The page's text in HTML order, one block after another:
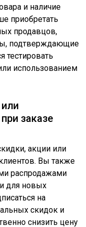
и наличие
приобретать
продавцов,
подтверждающие
тестировать
использованием
заказе
акции или
Вы также
распродажами
для новых
на
скидок и
снизить цену